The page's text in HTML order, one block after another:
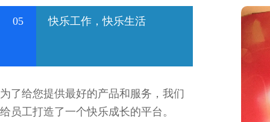
05 快乐工作，快乐生活
为了给您提供最好的产品和服务，我们
给员工打造了一个快乐成长的平台。